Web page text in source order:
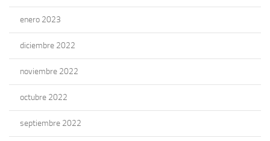
enero 2023
diciembre 2022
noviembre 2022
octubre 2022
septiembre 2022